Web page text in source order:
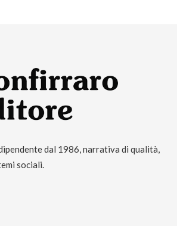
dal 1986, narrativa di qualità,
sociali.